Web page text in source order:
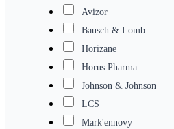
Avizor
Bausch & Lomb
Horizane
Horus Pharma
Johnson & Johnson
LCS
Mark'ennovy